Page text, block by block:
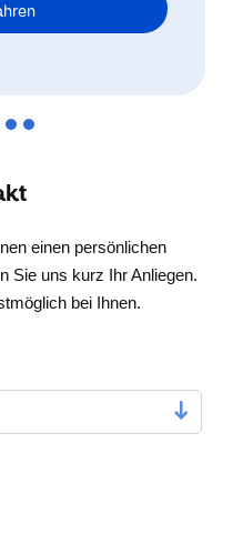
einen persönlichen
Sie uns kurz Ihr Anliegen.
bei Ihnen.